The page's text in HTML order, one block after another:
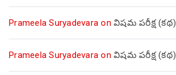
Prameela Suryadevara on విషమ పరీక్ష (క‌థ‌)
Prameela Suryadevara on విషమ పరీక్ష (క‌థ‌)